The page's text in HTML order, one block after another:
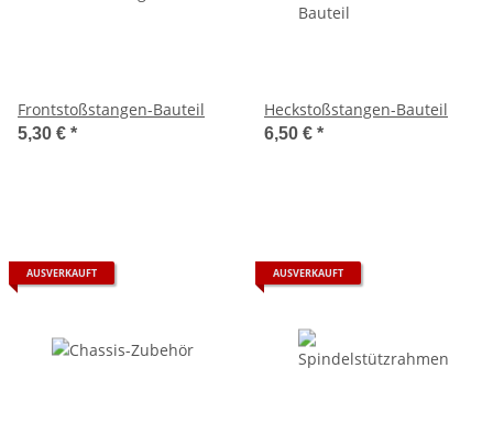
Frontstoßstangen-Bauteil
5,30 € *
Heckstoßstangen-Bauteil
6,50 € *
AUSVERKAUFT AUSVERKAUFT